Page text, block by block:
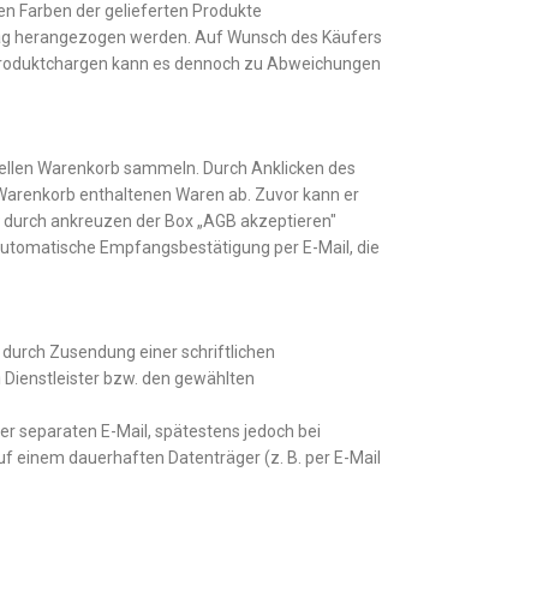
Farben der gelieferten Produkte
herangezogen werden. Auf Wunsch des Käufers
kann es dennoch zu Abweichungen
Warenkorb sammeln. Durch Anklicken des
enthaltenen Waren ab. Zuvor kann er
ankreuzen der Box „AGB akzeptieren"
Empfangsbestätigung per E-Mail, die
Zusendung einer schriftlichen
bzw. den gewählten
separaten E-Mail, spätestens jedoch bei
einem dauerhaften Datenträger (z. B. per E-Mail